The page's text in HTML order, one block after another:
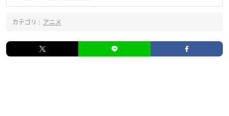
カテゴリ : アニメ